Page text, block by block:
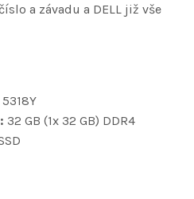
a závadu a DELL již vše
32 GB (1x 32 GB) DDR4